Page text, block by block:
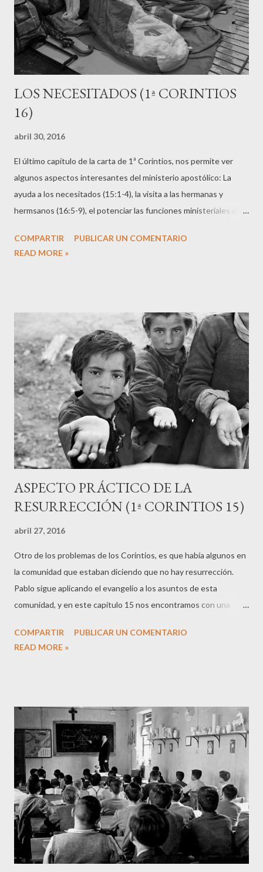
LOS NECESITADOS (1ª CORINTIOS
16)
abril 30, 2016
El último capítulo de la carta de 1ª Corintios, nos permite ver
algunos aspectos interesantes del ministerio apostólico: La
ayuda a los necesitados (15:1-4), la visita a las hermanas y
hermsanos (16:5-9), el potenciar las funciones ministeriales de
cuando esta se encuentra con fronteras de tipo geográfico (16:
la semana aportad cada uno de vosotros lo que hayáis podido
ahorrar, para que no haya que andar con colectas cuando os
visite." (16:1-2) Muchas veces lo de "cada primer día de la semana
aportad cada uno de vosotros..." se ha usado para instituir un
sistema de financiación ajeno al de la iglesia nueva
testamentaria, donde el dinero va primeramente para ...
COMPARTIR
PUBLICAR UN COMENTARIO
READ MORE »
ASPECTO PRÁCTICO DE LA
RESURRECCIÓN (1ª CORINTIOS 15)
abril 27, 2016
Otro de los problemas de los Corintios, es que había algunos en
la comunidad que estaban diciendo que no hay resurrección.
Pablo sigue aplicando el evangelio a los asuntos de esta
comunidad, y en este capítulo 15 nos encontramos con una
que ha llamado mi atención es el siguiente: "Si todo cuanto
vida, pero no se limita a esta vida. Es por ello, que desde la
perspectiva eterna que hemos recibido, las personass cristianas
se atreven a arriesgar sus vidas. El mismo Pablo dice que sin
resurrección no tiene sentido ponerse en peligro a toda hora,
pero si hay resurrección, es otra cosa (v. 30) "Y si solo aspiro a
una recompensa humana, ¿de qué me sirve hab...
COMPARTIR
PUBLICAR UN COMENTARIO
READ MORE »